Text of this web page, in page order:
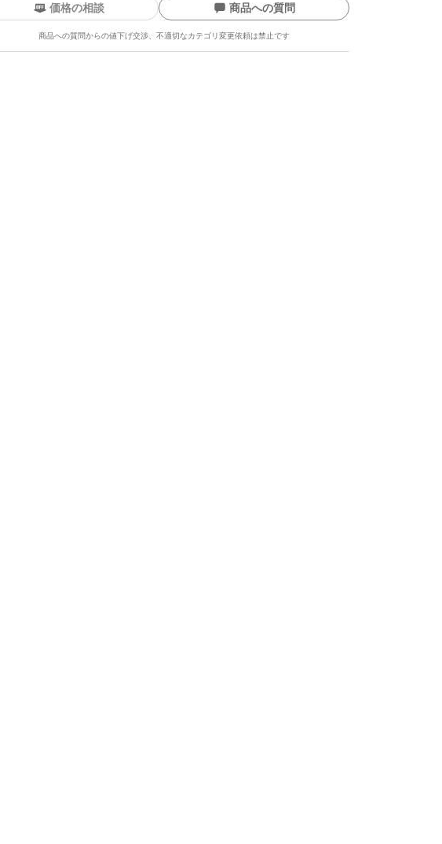
付与しています
全なユーザーです
させた実績があります
績があります
価格の相談 商品への質問
商品への質問からの値下げ交渉、不適切なカテゴリ変更依頼は禁止です